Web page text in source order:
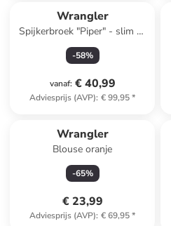
Wrangler
Spijkerbroek "Piper" - slim fit
- blauw
-58%
vanaf: € 40,99
Adviesprijs (AVP): € 99,95*
Wrangler
Blouse oranje
-65%
€ 23,99
Adviesprijs (AVP): € 69,95*